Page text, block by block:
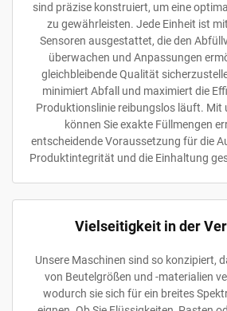
sind präzise konstruiert, um eine
zu gewährleisten. Jede Einheit ist
Sensoren ausgestattet, die den
überwachen und Anpassungen
gleichbleibende Qualität
minimiert Abfall und maximiert die
Produktionslinie reibungslos läuft. Mit
können Sie exakte Füllmengen
entscheidende Voraussetzung für die
Produktintegrität und die Einhaltung
Vielseitigkeit in der
Unsere Maschinen sind so konzipiert,
von Beutelgrößen und -materialien
wodurch sie sich für ein breites